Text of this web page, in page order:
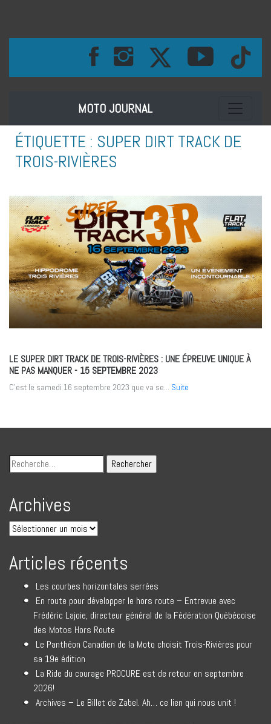
MOTO JOURNAL Toggle
ÉTIQUETTE : SUPER DIRT TRACK DE
TROIS-RIVIÈRES
LE SUPER DIRT TRACK DE TROIS-RIVIÈRES : UNE ÉPREUVE UNIQUE À
NE PAS MANQUER- 15 SEPTEMBRE 2023
C’est le samedi 16 septembre 2023 que va se... Suite
Archives
Articles récents
Les courbes horizontales serrées
En route pour développer le hors route – Entrevue avec
Frédéric Lajoie, directeur général de la Fédération Québécoise
des Motos Hors Route
Le Panthéon Canadien de la Moto choisit Trois-Rivières pour
sa 19e édition
La Ride du courage PROCURE est de retour en septembre
2026!
Archives – Le Billet de Zabel. Ah… ce lien qui nous unit !